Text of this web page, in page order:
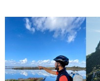
to
content